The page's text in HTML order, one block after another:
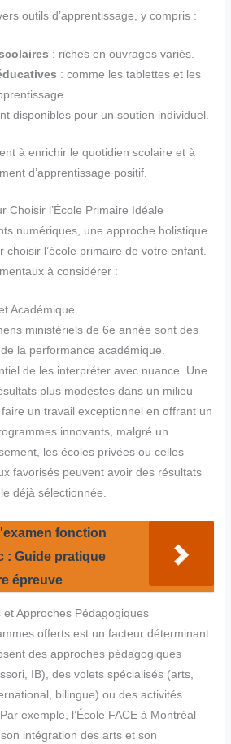
outils d’apprentissage, y compris :
: riches en ouvrages variés.
: comme les tablettes et les
disponibles pour un soutien individuel.
à enrichir le quotidien scolaire et à
d’apprentissage positif.
Choisir l’École Primaire Idéale
numériques, une approche holistique
choisir l’école primaire de votre enfant.
à considérer :
Académique
ministériels de 6e année sont des
la performance académique.
de les interpréter avec nuance. Une
plus modestes dans un milieu
un travail exceptionnel en offrant un
innovants, malgré un
les écoles privées ou celles
favorisés peuvent avoir des résultats
déjà sélectionnée.
fonction
: Guide pratique
épreuve
et Approches Pédagogiques
offerts est un facteur déterminant.
des approches pédagogiques
IB), des volets spécialisés (arts,
bilingue) ou des activités
exemple, l’École FACE à Montréal
intégration des arts et son